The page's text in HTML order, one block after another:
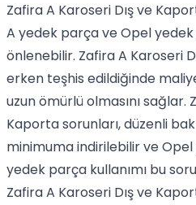
Zafira A Karoseri Dış ve
A yedek parça ve Opel yedek
önlenebilir. Zafira A Karoseri
erken teşhis edildiğinde
uzun ömürlü olmasını sağlar.
Kaporta sorunları, düzenli
minimuma indirilebilir ve
yedek parça kullanımı bu
Zafira A Karoseri Dış ve